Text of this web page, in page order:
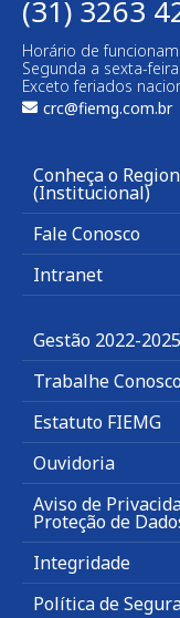
(31) 3263
Horário de
Segunda a sexta-
Exceto feriados
crc@fiemg.com.br
Conheça o
(Institucional)
Fale Conosco
Intranet
Gestão 2022-2025
Trabalhe
Estatuto FIEMG
Ouvidoria
Aviso de
Proteção de
Integridade
Política de